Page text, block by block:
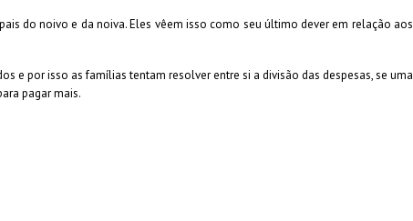
do noivo e da noiva. Eles vêem isso como seu último dever em relação aos
e por isso as famílias tentam resolver entre si a divisão das despesas, se uma
pagar mais.